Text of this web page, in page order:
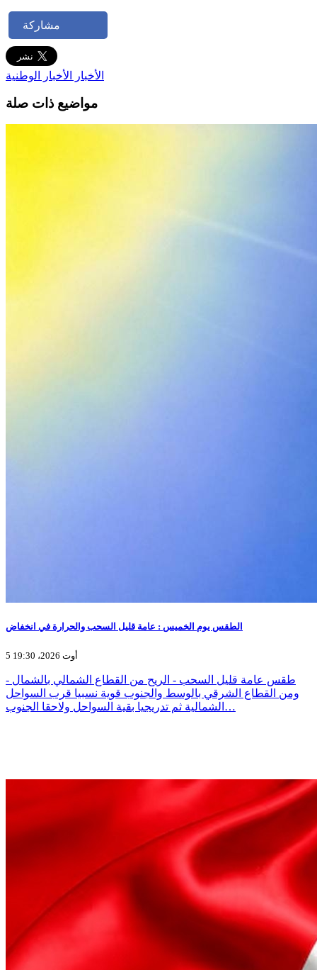
مشاركة
الأخبار الأخبار الوطنية
مواضيع ذات صلة
الطقس يوم الخميس : عامة قليل السحب والحرارة في انخفاض
5 أوت 2026، 19:30
- طقس عامة قليل السحب - الريح من القطاع الشمالي بالشمال
ومن القطاع الشرقي بالوسط والجنوب قوية نسبيا قرب السواحل
الشمالية ثم تدريجيا بقية السواحل ولاحقا الجنوب…